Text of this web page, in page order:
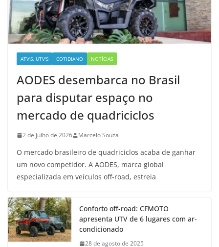
ATV'S, UTV'S COTIDIANO NOTÍCIAS
AODES desembarca no Brasil
para disputar espaço no
mercado de quadriciclos
2 de julho de 2026 Marcelo Souza
O mercado brasileiro de quadriciclos acaba de ganhar
um novo competidor. A AODES, marca global
especializada em veículos off-road, estreia
Conforto off-road: CFMOTO
apresenta UTV de 6 lugares com ar-
condicionado
28 de agosto de 2025